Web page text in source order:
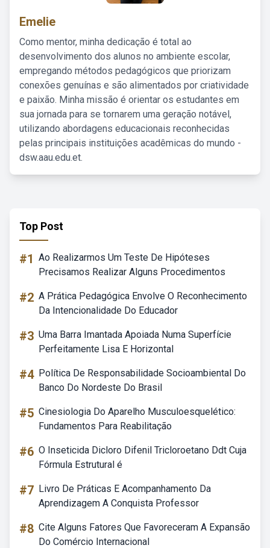
Emelie
Como mentor, minha dedicação é total ao
desenvolvimento dos alunos no ambiente escolar,
empregando métodos pedagógicos que priorizam
conexões genuínas e são alimentados por criatividade
e paixão. Minha missão é orientar os estudantes em
sua jornada para se tornarem uma geração notável,
utilizando abordagens educacionais reconhecidas
pelas principais instituições acadêmicas do mundo -
dsw.aau.edu.et.
Top Post
#1 Ao Realizarmos Um Teste De Hipóteses
Precisamos Realizar Alguns Procedimentos
#2 A Prática Pedagógica Envolve O Reconhecimento
Da Intencionalidade Do Educador
#3 Uma Barra Imantada Apoiada Numa Superfície
Perfeitamente Lisa E Horizontal
#4 Política De Responsabilidade Socioambiental Do
Banco Do Nordeste Do Brasil
#5 Cinesiologia Do Aparelho Musculoesquelético:
Fundamentos Para Reabilitação
#6 O Inseticida Dicloro Difenil Tricloroetano Ddt Cuja
Fórmula Estrutural é
#7 Livro De Práticas E Acompanhamento Da
Aprendizagem A Conquista Professor
#8 Cite Alguns Fatores Que Favoreceram A Expansão
Do Comércio Internacional